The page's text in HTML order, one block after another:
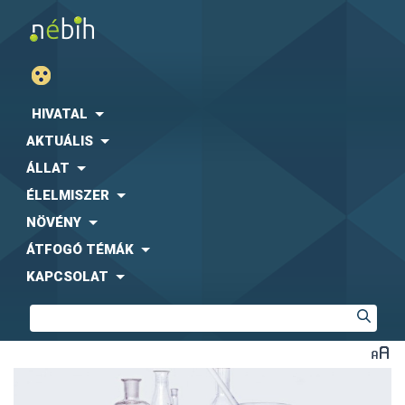
HIVATAL
AKTUÁLIS
ÁLLAT
ÉLELMISZER
NÖVÉNY
ÁTFOGÓ TÉMÁK
KAPCSOLAT